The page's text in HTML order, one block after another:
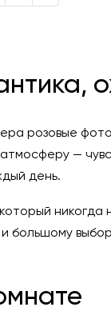
розовые
—
день.
большому